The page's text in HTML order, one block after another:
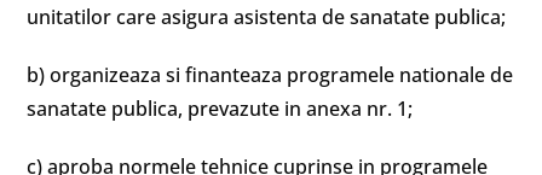
unitatilor care asigura asistenta de sanatate publica;
b) organizeaza si finanteaza programele nationale de
sanatate publica, prevazute in anexa nr. 1;
c) aproba normele tehnice cuprinse in programele